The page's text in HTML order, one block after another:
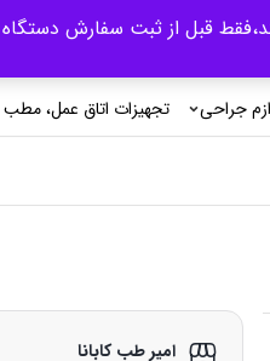
جراحی تجهیزات اتاق عمل، مطب
امیر طب کابانا
قبل از ثبت سفارش دستگاه